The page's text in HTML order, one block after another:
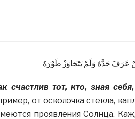
عَرَفَ حَدَّهُ وَلَمْ يَتَجَاوَزْ طَوْرَهُ
счастлив тот, кто, зная
от осколочка стекла,
проявления Солнца.